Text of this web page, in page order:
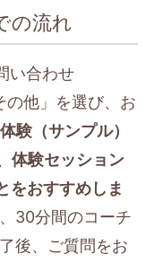
の流れ
い合わせ
の他」を選び、お
験（サンプル）
体験セッション
をおすすめしま
30分間のコーチ
後、ご質問をお